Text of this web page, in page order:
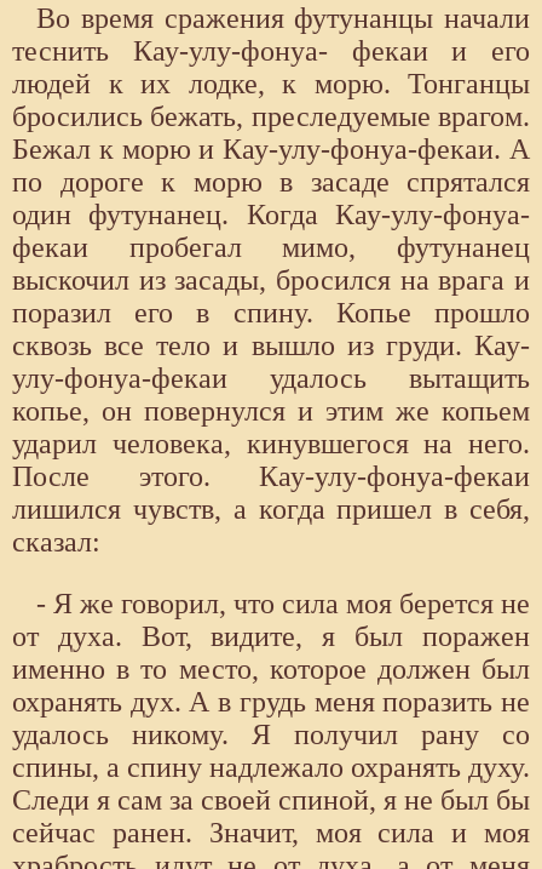
Во время сражения футунанцы начали
теснить Кау-улу-фонуа- фекаи и его
людей к их лодке, к морю. Тонганцы
бросились бежать, преследуемые врагом.
Бежал к морю и Кау-улу-фонуа-фекаи. А
по дороге к морю в засаде спрятался
один футунанец. Когда Кау-улу-фонуа-
фекаи пробегал мимо, футунанец
выскочил из засады, бросился на врага и
поразил его в спину. Копье прошло
сквозь все тело и вышло из груди. Кау-
улу-фонуа-фекаи удалось вытащить
копье, он повернулся и этим же копьем
ударил человека, кинувшегося на него.
После этого. Кау-улу-фонуа-фекаи
лишился чувств, а когда пришел в себя,
сказал:
- Я же говорил, что сила моя берется не
от духа. Вот, видите, я был поражен
именно в то место, которое должен был
охранять дух. А в грудь меня поразить не
удалось никому. Я получил рану со
спины, а спину надлежало охранять духу.
Следи я сам за своей спиной, я не был бы
сейчас ранен. Значит, моя сила и моя